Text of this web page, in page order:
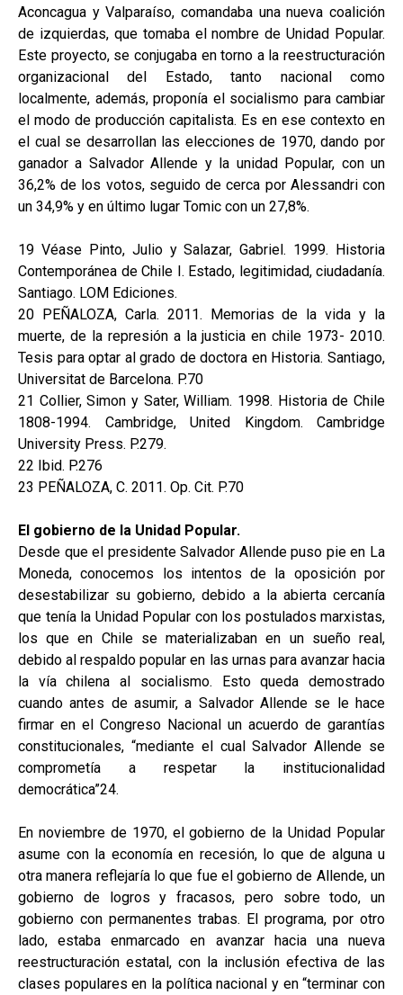
Aconcagua y Valparaíso, comandaba una nueva coalición
de izquierdas, que tomaba el nombre de Unidad Popular.
Este proyecto, se conjugaba en torno a la reestructuración
organizacional del Estado, tanto nacional como
localmente, además, proponía el socialismo para cambiar
el modo de producción capitalista. Es en ese contexto en
el cual se desarrollan las elecciones de 1970, dando por
ganador a Salvador Allende y la unidad Popular, con un
36,2% de los votos, seguido de cerca por Alessandri con
un 34,9% y en último lugar Tomic con un 27,8%.
19 Véase Pinto, Julio y Salazar, Gabriel. 1999. Historia
Contemporánea de Chile I. Estado, legitimidad, ciudadanía.
Santiago. LOM Ediciones.
20 PEÑALOZA, Carla. 2011. Memorias de la vida y la
muerte, de la represión a la justicia en chile 1973- 2010.
Tesis para optar al grado de doctora en Historia. Santiago,
Universitat de Barcelona. P.70
21 Collier, Simon y Sater, William. 1998. Historia de Chile
1808-1994. Cambridge, United Kingdom. Cambridge
University Press. P.279.
22 Ibid. P.276
23 PEÑALOZA, C. 2011. Op. Cit. P.70
El gobierno de la Unidad Popular.
Desde que el presidente Salvador Allende puso pie en La
Moneda, conocemos los intentos de la oposición por
desestabilizar su gobierno, debido a la abierta cercanía
que tenía la Unidad Popular con los postulados marxistas,
los que en Chile se materializaban en un sueño real,
debido al respaldo popular en las urnas para avanzar hacia
la vía chilena al socialismo. Esto queda demostrado
cuando antes de asumir, a Salvador Allende se le hace
firmar en el Congreso Nacional un acuerdo de garantías
constitucionales, “mediante el cual Salvador Allende se
comprometía a respetar la institucionalidad
democrática”24.
En noviembre de 1970, el gobierno de la Unidad Popular
asume con la economía en recesión, lo que de alguna u
otra manera reflejaría lo que fue el gobierno de Allende, un
gobierno de logros y fracasos, pero sobre todo, un
gobierno con permanentes trabas. El programa, por otro
lado, estaba enmarcado en avanzar hacia una nueva
reestructuración estatal, con la inclusión efectiva de las
clases populares en la política nacional y en “terminar con